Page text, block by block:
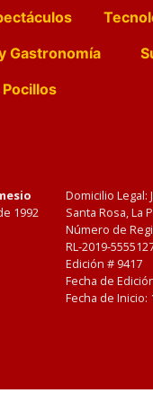
Gastronomía
1992
Domicilio Legal:
Santa Rosa, La
Número de
RL-2019-
Edición # 9417
Fecha de
Fecha de Inicio: